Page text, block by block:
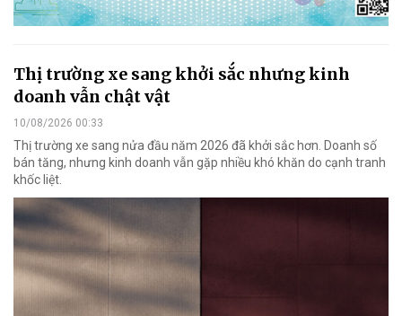
Thị trường xe sang khởi sắc nhưng kinh
doanh vẫn chật vật
10/08/2026 00:33
Thị trường xe sang nửa đầu năm 2026 đã khởi sắc hơn. Doanh số
bán tăng, nhưng kinh doanh vẫn gặp nhiều khó khăn do cạnh tranh
khốc liệt.